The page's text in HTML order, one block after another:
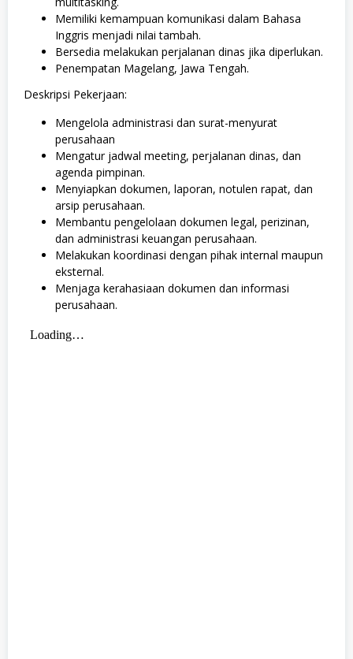
Memiliki kemampuan komunikasi dalam Bahasa
Inggris menjadi nilai tambah.
Bersedia melakukan perjalanan dinas jika diperlukan.
Penempatan Magelang, Jawa Tengah.
Deskripsi Pekerjaan:
Mengelola administrasi dan surat-menyurat
perusahaan
Mengatur jadwal meeting, perjalanan dinas, dan
agenda pimpinan.
Menyiapkan dokumen, laporan, notulen rapat, dan
arsip perusahaan.
Membantu pengelolaan dokumen legal, perizinan,
dan administrasi keuangan perusahaan.
Melakukan koordinasi dengan pihak internal maupun
eksternal.
Menjaga kerahasiaan dokumen dan informasi
perusahaan.